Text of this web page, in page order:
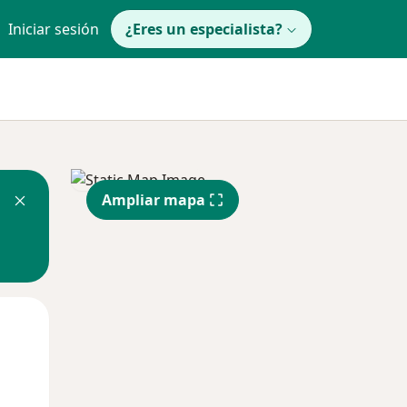
Iniciar sesión ¿Eres un especialista?
Ampliar mapa